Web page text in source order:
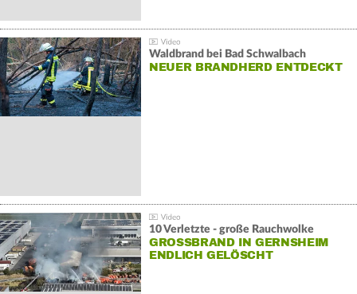
Waldbrand bei Bad Schwalbach
NEUER BRANDHERD ENTDECKT
10 Verletzte - große Rauchwolke
GROSSBRAND IN GERNSHEIM E
NDLICH GELÖSCHT